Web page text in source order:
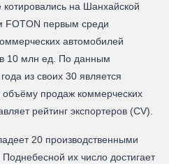
на Шанхайской
FOTON первым среди
автомобилей
10 млн ед. По данным
из своих 30 является
продаж коммерческих
рейтинг экспортеров (CV).
20 производственными
их число достигает